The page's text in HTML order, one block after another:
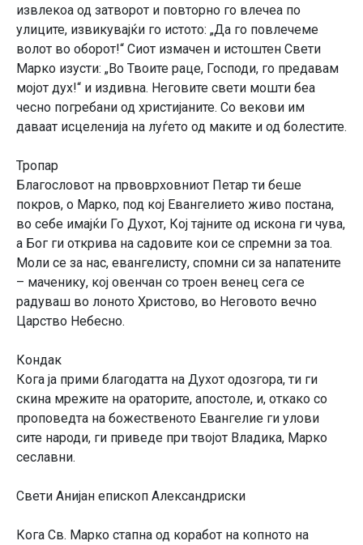
извлекоа од затворот и повторно го влечеа по
улиците, извикувајќи го истото: „Да го повлечеме
волот во оборот!“ Сиот измачен и истоштен Свети
Марко изусти: „Во Твоите раце, Господи, го предавам
мојот дух!“ и издивна. Неговите свети мошти беа
чесно погребани од христијаните. Со векови им
даваат исцеленија на луѓето од маките и од болестите.
Тропар
Благословот на првоврховниот Петар ти беше
покров, о Марко, под кој Евангелието живо постана,
во себе имајќи Го Духот, Кој тајните од искона ги чува,
а Бог ги открива на садовите кои се спремни за тоа.
Моли се за нас, евангелисту, спомни си за напатените
– маченику, кој овенчан со троен венец сега се
радуваш во лоното Христово, во Неговото вечно
Царство Небесно.
Кондак
Кога ја прими благодатта на Духот одозгора, ти ги
скина мрежите на ораторите, апостоле, и, откако со
проповедта на божественото Евангелие ги улови
сите народи, ги приведе при твојот Владика, Марко
сеславни.
Свети Анијан епископ Александриски
Кога Св. Марко стапна од коработ на копното на